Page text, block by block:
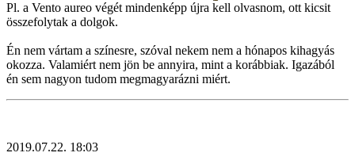
Pl. a Vento aureo végét mindenképp újra kell olvasnom, ott kicsit
összefolytak a dolgok.
Én nem vártam a színesre, szóval nekem nem a hónapos kihagyás
okozza. Valamiért nem jön be annyira, mint a korábbiak. Igazából
én sem nagyon tudom megmagyarázni miért.
2019.07.22. 18:03